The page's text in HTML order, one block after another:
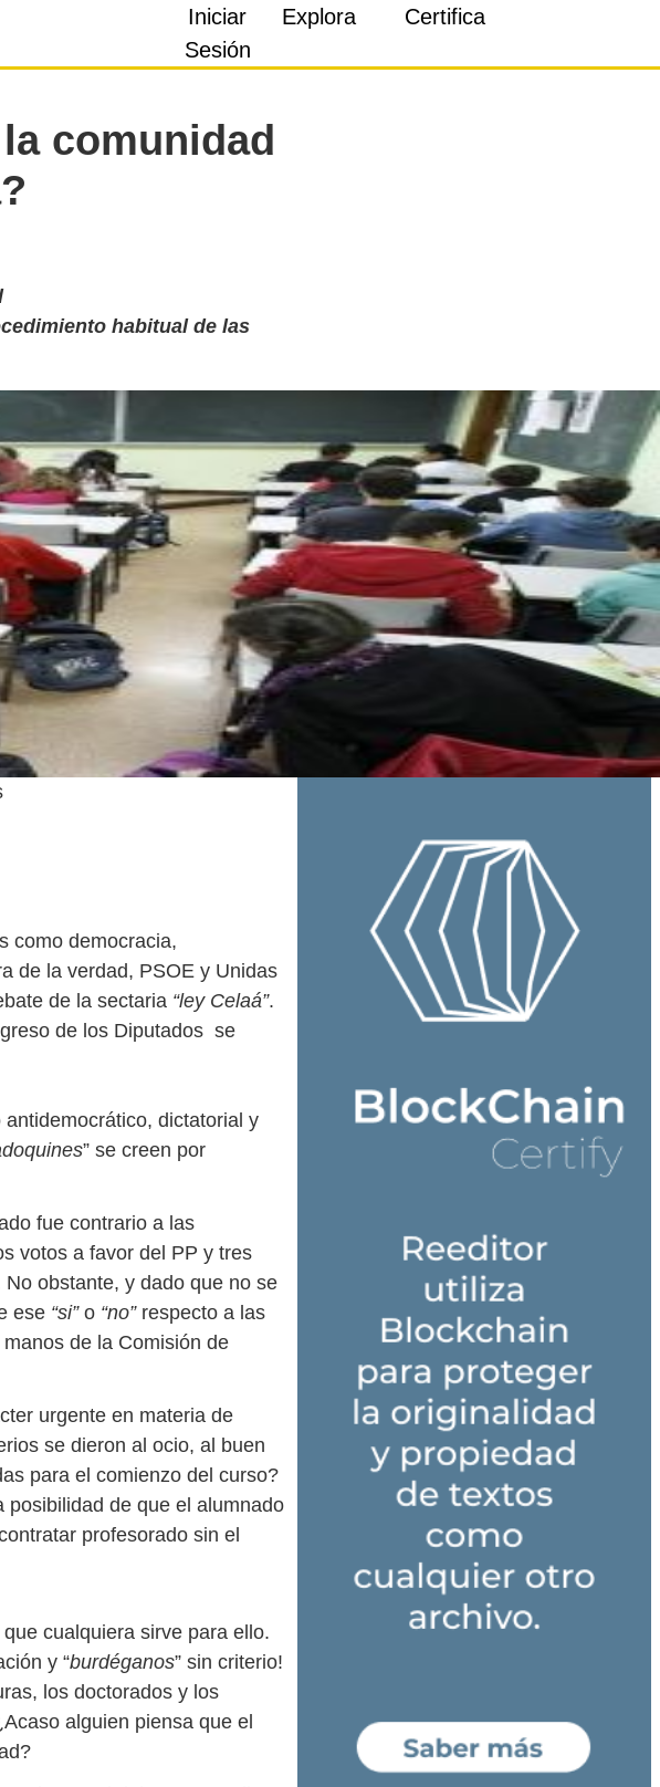
Iniciar
Sesión
Explora Certifica
comunidad
habitual de las
como democracia,
de la verdad, PSOE y Unidas
de la sectaria “ley Celaá”.
de los Diputados se
dictatorial y
” se creen por
fue contrario a las
votos a favor del PP y tres
obstante, y dado que no se
ese “si”o “no”respecto a las
de la Comisión de
urgente en materia de
se dieron al ocio, al buen
para el comienzo del curso?
posibilidad de que el alumnado
profesorado sin el
cualquiera sirve para ello.
y “burdéganos” sin criterio!
los doctorados y los
alguien piensa que el